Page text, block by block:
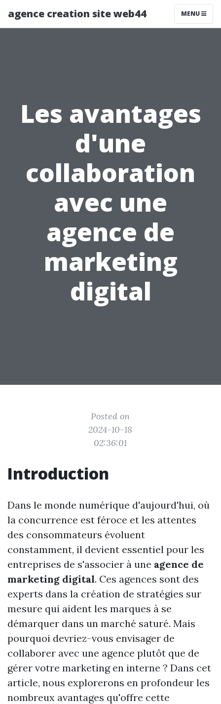
agence creation site web44 MENU
Les avantages
d'une
collaboration
avec une
agence de
marketing
digital
Posted on
2024-10-18
02:36:01
Introduction
Dans le monde numérique d'aujourd'hui, où
la concurrence est féroce et les attentes
des consommateurs évoluent
constamment, il devient essentiel pour les
entreprises de s'associer à une agence de
marketing digital. Ces agences sont des
experts dans la création de stratégies sur
mesure qui aident les marques à se
démarquer dans un marché saturé. Mais
pourquoi devriez-vous envisager de
collaborer avec une agence plutôt que de
gérer votre marketing en interne ? Dans cet
article, nous explorerons en profondeur les
nombreux avantages qu'offre cette